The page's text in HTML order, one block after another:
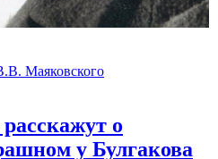
Маяковского
о
у Булгакова